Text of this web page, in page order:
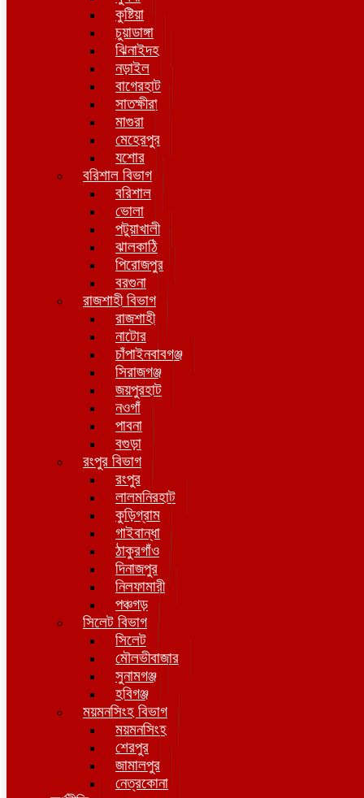
কুষ্টিয়া
চুয়াডাঙ্গা
ঝিনাইদহ
নড়াইল
বাগেরহাট
সাতক্ষীরা
মাগুরা
মেহেরপুর
যশোর
বরিশাল বিভাগ
বরিশাল
ভোলা
পটুয়াখালী
ঝালকাঠি
পিরোজপুর
বরগুনা
রাজশাহী বিভাগ
রাজশাহী
নাটোর
চাঁপাইনবাবগঞ্জ
সিরাজগঞ্জ
জয়পুরহাট
নওগাঁ
পাবনা
বগুড়া
রংপুর বিভাগ
রংপুর
লালমনিরহাট
কুড়িগ্রাম
গাইবান্ধা
ঠাকুরগাঁও
দিনাজপুর
নিলফামারী
পঞ্চগড়
সিলেট বিভাগ
সিলেট
মৌলভীবাজার
সুনামগঞ্জ
হবিগঞ্জ
ময়মনসিংহ বিভাগ
ময়মনসিংহ
শেরপুর
জামালপুর
নেত্রকোনা